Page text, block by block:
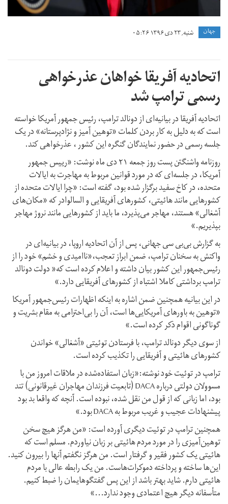
جهان شنبه, ۲۳ دی ۱۳۹۶ ۰۵:۲۶
اتحادیه آفریقا خواهان عذرخواهی
رسمی ترامپ شد
اتحادیه آفریقا در بیانیه‌ای از دونالد ترامپ، رئیس جمهور آمریکا خواسته
است که به دلیل به کار بردن کلمات «توهین آمیز و نژاد‌پرستانه» در یک
جلسه رسمی در حضور نمایندگان گنگره این کشور ، عذرخواهی کند.
روزنامه واشنگتن پست روز جمعه ۲۱ دی ماه نوشت: «رییس جمهور
آمریکا،‌ در جلسه‌ای که در مورد قوانین مربوط به مهاجرت به ایالات
متحده، در کاخ سفید برگزار شده بود، گفته است: «چرا ایالات متحده از
کشورهایی مانند هائیتی، کشورهای آفریقایی و السالوادر که «مکان‌های
آشغالی» هستند، مهاجر می‌پذیرد، ما باید از کشورهایی مانند نروژ مهاجر
بپذیریم.»
به گزارش بی‌بی سی جهانی، پس از آن اتحادیه اروپا، در بیانیه‌ای در
واکنش به سخنان ترامپ، ضمن ابراز تعجب،‌«ناامیدی و خشم» خود را از
رئیس‌جمهور این کشور بیان داشته‌ و اعلام کرده است که« دولت دونالد
ترامپ برداشتی کاملا اشتباه از کشورهای آفریقایی دارد.»
در این بیانیه همچنین ضمن اشاره به اینکه اظهارات رئیس‌جمهور آمریکا
«توهین به باورهای آمریکایی‌ها است، آن را بی‌احترامی به مقام بشریت و
گوناگونی اقوام ذکر کرده است.»
از سوی دیگر دونالد ترامپ، با فرستادن توئیتی «آشغالی» خواندن
کشورهای هائیتی و آفریقایی را تکذیب کرده است.
ترامپ در توئیت خود نوشته:«زبان استفاده‌شده در ملاقات امروز من با
مسوولان دولتی درباره DACA (تابعیت فرزندان مهاجران غیرقانونی) تند
بود، اما زبانی که از قول من نقل شده،‌ نبوده است. آنچه که واقعا بد بود
پیشنهادات عجیب و غریب مربوط به DACA بود.»
همچنین ترامپ در توئیت دیگری آورده است: «من هرگز هیچ سخن
توهین‌آمیزی را در مورد مردم هائیتی بر زبان نیاوردم. مسلم است که
هائیتی یک کشور فقیر و گرفتار است. من هرگز نگفتم آنها را بیرون کنید.
این‌ها ساخته و پرداخته دموکرات‌هاست. من یک رابطه عالی با مردم
هائیتی دارم. شاید بهتر باشد از این پس گفتگوهایمان را ضبط کنیم.
متأسفانه دیگر هیچ اعتمادی وجود ندارد...»